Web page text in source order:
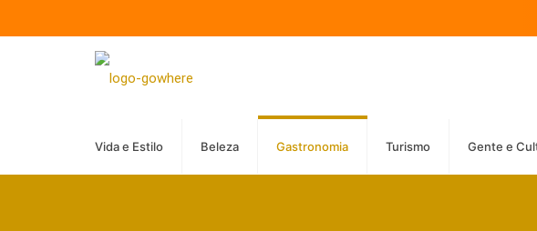
Vida e Estilo Beleza Gastronomia Turismo Gente e